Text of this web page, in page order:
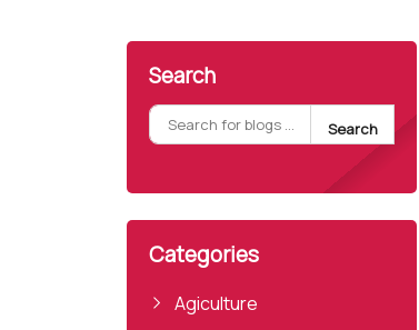
Search
Search
Categories
Agiculture